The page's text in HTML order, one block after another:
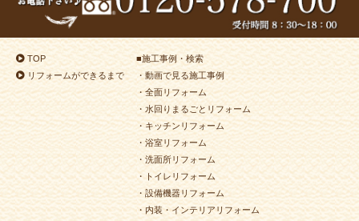
TOP
リフォームができるまで
■施工事例・検索
・動画で見る施工事例
・全面リフォーム
・水回りまるごとリフォーム
・キッチンリフォーム
・浴室リフォーム
・洗面所リフォーム
・トイレリフォーム
・設備機器リフォーム
・内装・インテリアリフォーム